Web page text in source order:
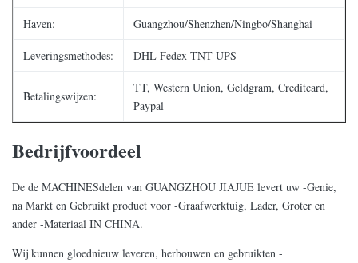
Haven: Guangzhou/Shenzhen/Ningbo/Shanghai
Leveringsmethodes: DHL Fedex TNT UPS
Betalingswijzen:
TT, Western Union, Geldgram, Creditcard,
Paypal
Bedrijfvoordeel
De de MACHINESdelen van GUANGZHOU JIAJUE levert uw -Genie,
na Markt en Gebruikt product voor -Graafwerktuig, Lader, Groter en
ander -Materiaal IN CHINA.
Wij kunnen gloednieuw leveren, herbouwen en gebruikten -